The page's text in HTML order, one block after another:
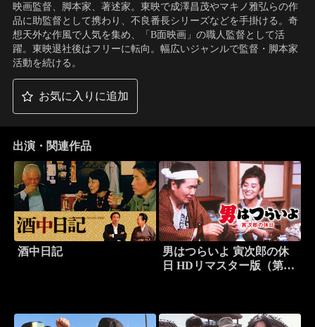
映画監督、脚本家、著述家。東映で成澤昌茂やマキノ雅弘らの作
品に助監督として携わり、不良番長シリーズなどを手掛ける。奇
想天外な作風で人気を集め、「B面映画」の職人監督として活
躍。東映退社後はフリーに転向。幅広いジャンルで監督・脚本家
活動を続ける。
お気に入りに追加
出演・関連作品
酒中日記
男はつらいよ 寅次郎の休
日 HDリマスター版（第43